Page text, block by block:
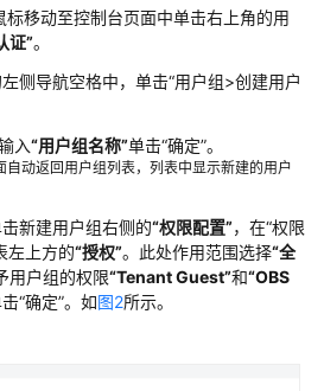
移动至控制台页面中单击右上角的用
证”。
侧导航空格中，单击“用户组>创建用户
入“用户组名称”单击“确定”。
自动返回用户组列表，列表中显示新建的用户
新建用户组右侧的“权限配置”，在“权限
左上方的“授权”。此处作用范围选择“全
用户组的权限“Tenant Guest”和“OBS
“确定”。如图2所示。